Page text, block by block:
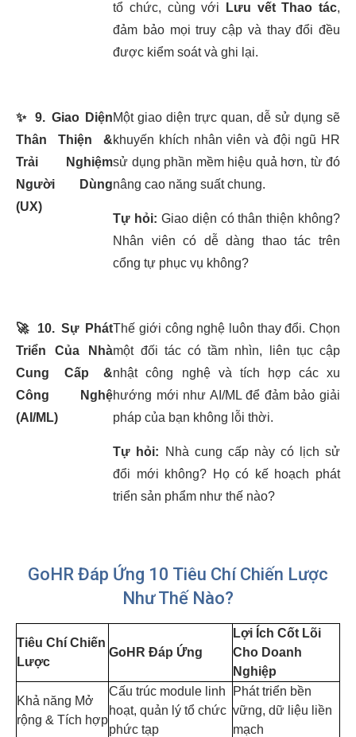
tổ chức, cùng với
Lưu vết Thao tác,
đảm bảo mọi truy cập và thay đổi đều
được kiểm soát và ghi lại.
✨
9. Giao Diện
Thân Thiện &
Trải Nghiệm
Người Dùng
(UX)
Một giao diện trực quan, dễ sử dụng sẽ
khuyến khích nhân viên và đội ngũ HR
sử dụng phần mềm hiệu quả hơn, từ đó
nâng cao năng suất chung.
Tự hỏi: Giao diện có thân thiện không?
Nhân viên có dễ dàng thao tác trên
cổng tự phục vụ không?
🚀
10. Sự Phát
Triển Của Nhà
Cung Cấp &
Công Nghệ
(AI/ML)
Thế giới công nghệ luôn thay đổi. Chọn
một đối tác có tầm nhìn, liên tục cập
nhật công nghệ và tích hợp các xu
hướng mới như AI/ML để đảm bảo giải
pháp của bạn không lỗi thời.
Tự hỏi: Nhà cung cấp này có lịch sử
đổi mới không? Họ có kế hoạch phát
triển sản phẩm như thế nào?
GoHR Đáp Ứng 10 Tiêu Chí Chiến Lược
Như Thế Nào?
Tiêu Chí Chiến
Lược
GoHR Đáp Ứng
Lợi Ích Cốt Lõi
Cho Doanh
Nghiệp
Khả năng Mở
rộng & Tích hợp
Cấu trúc module linh
hoạt, quản lý tổ chức
phức tạp
Phát triển bền
vững, dữ liệu liền
mạch